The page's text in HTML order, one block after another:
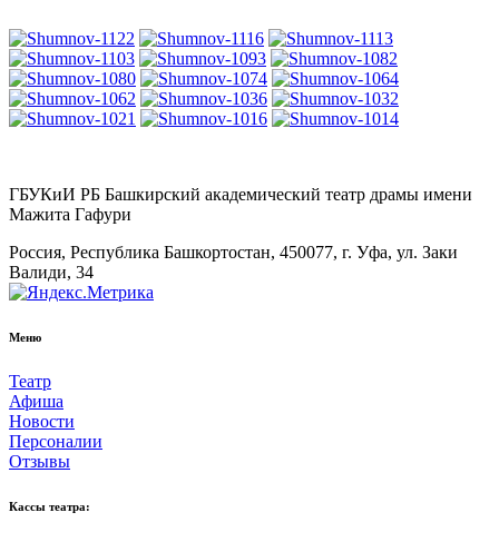
ГБУКиИ РБ Башкирский академический театр драмы имени
Мажита Гафури
Россия, Республика Башкортостан, 450077, г. Уфа, ул. Заки
Валиди, 34
Меню
Театр
Афиша
Новости
Персоналии
Отзывы
Кассы театра: